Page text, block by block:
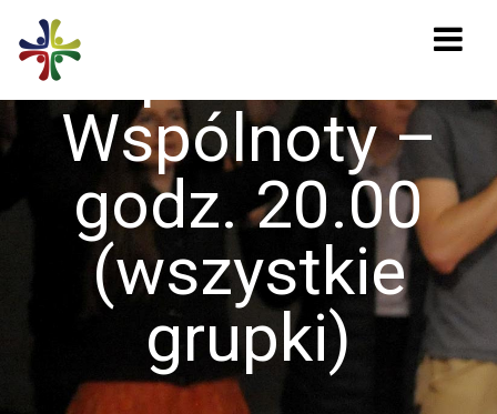
Wspólnoty –
godz. 20.00
(wszystkie
grupki)